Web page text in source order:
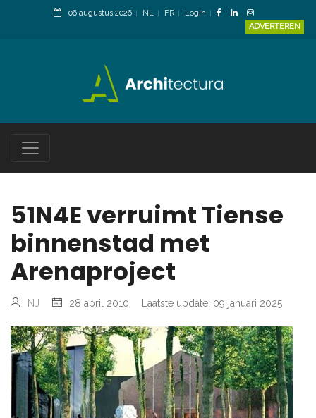
06 augustus 2026 NL FR
Login
ADVERTEREN
51N4E verruimt Tiense
binnenstad met
Arenaproject
NJ 28 april 2010 Laatste update: 09 januari 2025